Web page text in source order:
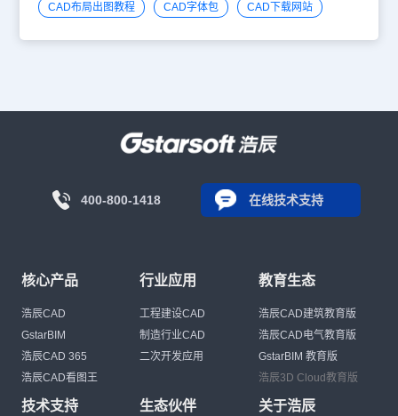
CAD布局出图教程 CAD字体包 CAD下载网站
400-800-1418 在线技术支持
核心产品
浩辰CAD
GstarBIM
浩辰CAD 365
浩辰CAD看图王
行业应用
工程建设CAD
制造行业CAD
二次开发应用
教育生态
浩辰CAD建筑教育版
浩辰CAD电气教育版
GstarBIM 教育版
浩辰3D Cloud教育版
技术支持 生态伙伴 关于浩辰